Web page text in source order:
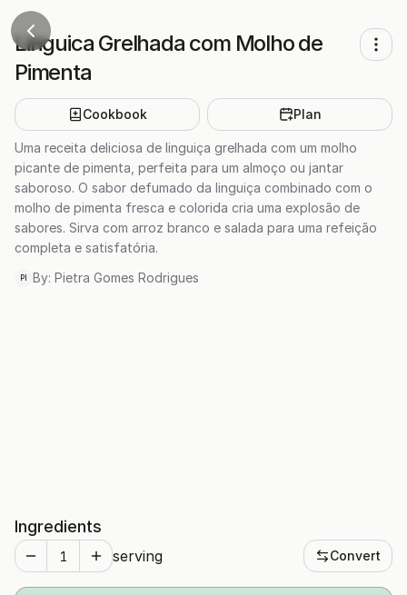
Linguica Grelhada com Molho de
Pimenta
Cookbook Plan
Uma receita deliciosa de linguiça grelhada com um molho
picante de pimenta, perfeita para um almoço ou jantar
saboroso. O sabor defumado da linguiça combinado com o
molho de pimenta fresca e colorida cria uma explosão de
sabores. Sirva com arroz branco e salada para uma refeição
completa e satisfatória.
PI By: Pietra Gomes Rodrigues
Ingredients
serving Convert